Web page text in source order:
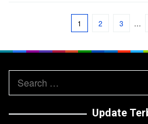
1 2 3 …
Search
for:
Update